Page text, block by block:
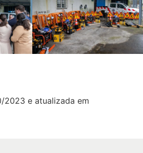
2023 e atualizada em